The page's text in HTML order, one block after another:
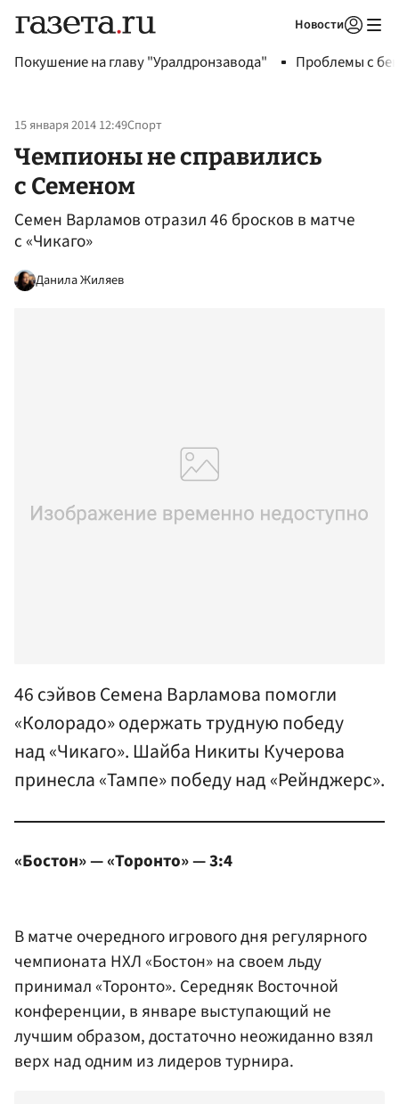
Новости
Покушение на главу "Уралдронзавода" Проблемы с
15 января 2014 12:49Спорт
Чемпионы не справились
с Семеном
Семен Варламов отразил 46 бросков в матче
с «Чикаго»
Данила Жиляев
46 сэйвов Семена Варламова помогли
«Колорадо» одержать трудную победу
над «Чикаго». Шайба Никиты Кучерова
принесла «Тампе» победу над «Рейнджерс».
«Бостон» — «Торонто» — 3:4
В матче очередного игрового дня регулярного
чемпионата НХЛ «Бостон» на своем льду
принимал «Торонто». Середняк Восточной
конференции, в январе выступающий не
лучшим образом, достаточно неожиданно взял
верх над одним из лидеров турнира.